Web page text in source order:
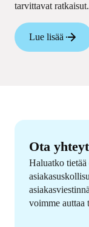
tarvittavat ratkaisut.
Lue lisää
Ota
Haluatko
voimme auttaa